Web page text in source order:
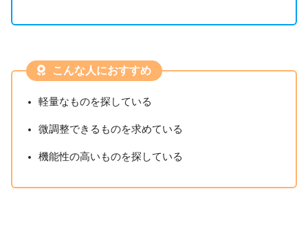
こんな人におすすめ
軽量なものを探している
微調整できるものを求めている
機能性の高いものを探している